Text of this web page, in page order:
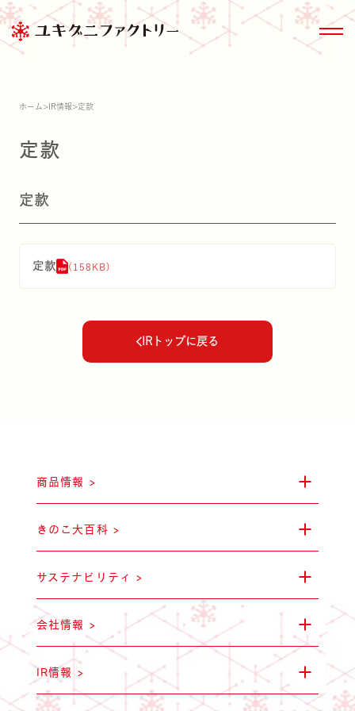
ブランド紹介
雪国まいたけ極 白
雪国ぶなしめじ
山できのこをみか
気をつけたい・・・
ステークホルダー・エン
環境への取り組
会社概要
拠点一覧
ホーム > IR情報 >定款
定款
定款
定款 (158KB)
IRトップに戻る
商品情報 >
きのこ大百科 >
サステナビリティ >
会社情報 >
IR情報 >